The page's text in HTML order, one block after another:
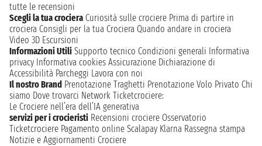
tutte le recensioni
Scegli la tua crociera Curiosità sulle crociere Prima di partire in
crociera Consigli per la tua Crociera Quando andare in crociera
Video 3D Escursioni
Informazioni Utili Supporto tecnico Condizioni generali Informativa
privacy Informativa cookies Assicurazione Dichiarazione di
Accessibilità Parcheggi Lavora con noi
Il nostro Brand Prenotazione Traghetti Prenotazione Volo Privato Chi
siamo Dove trovarci Network Ticketcrociere:
Le Crociere nell’era dell’IA generativa
servizi per i crocieristi Recensioni crociere Osservatorio
Ticketcrociere Pagamento online Scalapay Klarna Rassegna stampa
Notizie e Aggiornamenti Crociere